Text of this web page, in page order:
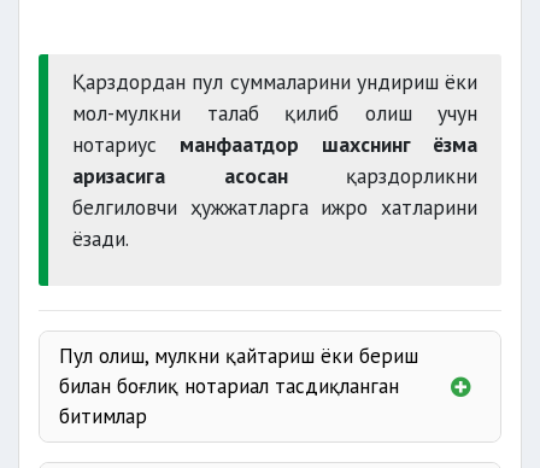
Қарздордан пул суммаларини ундириш ёки
мол-мулкни талаб қилиб олиш учун
нотариус манфаатдор шахснинг ёзма
аризасига асосан қарздорликни
белгиловчи ҳужжатларга ижро хатларини
ёзади.
Пул олиш, мулкни қайтариш ёки бериш
билан боғлиқ нотариал тасдиқланган
битимлар